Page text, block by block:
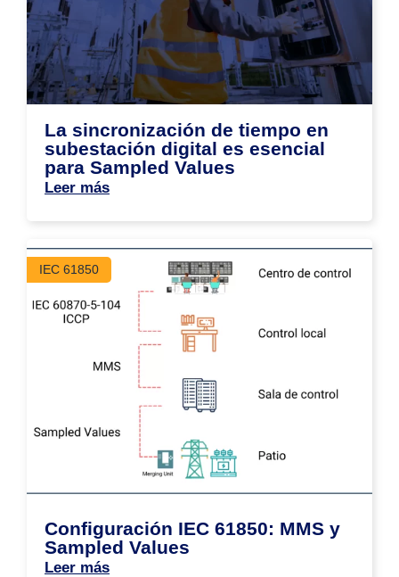
La sincronización de tiempo en
subestación digital es esencial
para Sampled Values
Leer más
IEC 61850
Configuración IEC 61850: MMS y
Sampled Values
Leer más